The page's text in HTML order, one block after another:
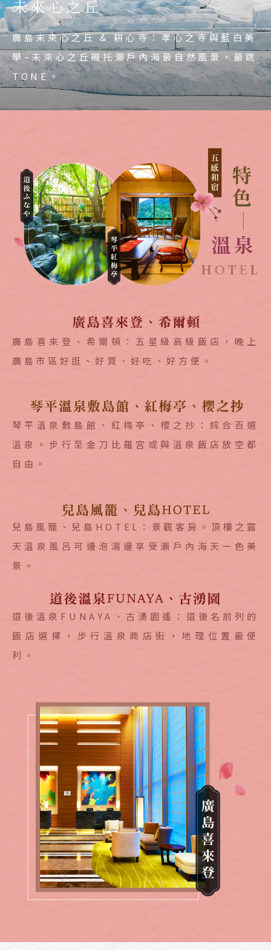
嚴島神社
廣島與宮島五星之旅 ( 櫻 ) ：米其林3星評鑑
－嚴島神社+米其林2星評鑑－廣島原爆和平無
戰爭。
Okayama
岡山後樂園
岡山後樂園：米其林3星評鑑；日本三大名園與
兼六園、階樂園齊名。
未來心之丘
廣島未來心之丘 & 耕心寺：孝心之寺與藍白美
學–未來心之丘襯托瀨戶內海最自然風景，最跳
TONE。
Kagawa
香川栗林公園
栗林公園：米其林合計9星推薦，庭園3星、掬
月亭2星、一等松2星、偃月橋與飛來峰1星。
愛媛松山城 + 二之丸庭園：全國12天守，最高
海拔城堡；也是日本櫻花100選地，米其林星
級景點。 櫻花名景：100選櫻花千光寺、後樂
園、栗林公園、金刀比羅宮、滿濃公園。
Tokushima
德島祖谷溪輕舟秘境
祖谷溪輕舟秘境：乘舟順流觀，水清偶見游
魚，鳥飛音清脆，聳直峽谷奇美壯麗。
廣島喜來登、希爾頓：五星級高級飯店，晚上
廣島市區好逛、好買、好吃、好方便。
琴平溫泉敷島館、紅梅亭、櫻之抄：綜合百選
溫泉。步行至金刀比羅宮或與溫泉飯店放空都
自由。
兒島風籠、兒島HOTEL：景觀客房。頂樓之露
天温泉風呂可邊泡湯邊享受瀨戶內海天一色美
景。
道後溫泉FUNAYA、古湧園遙：道後名前列的
飯店選擇，步行溫泉商店街，地理位置最便
利。